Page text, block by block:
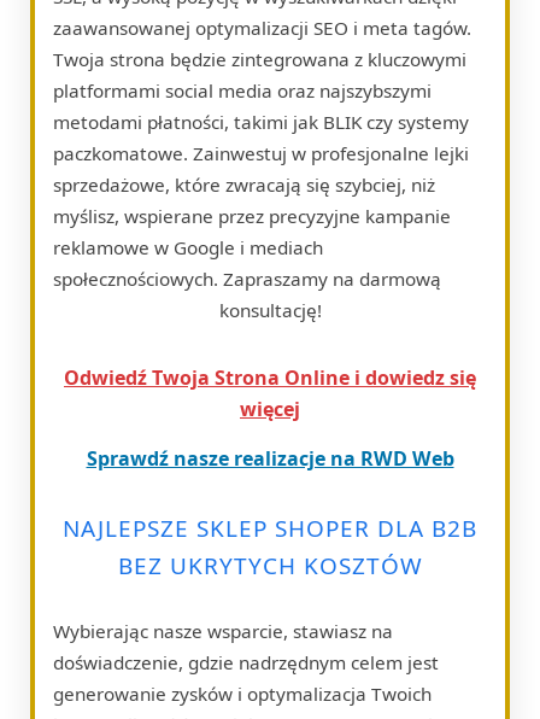
zaawansowanej optymalizacji SEO i meta tagów.
Twoja strona będzie zintegrowana z kluczowymi
platformami social media oraz najszybszymi
metodami płatności, takimi jak BLIK czy systemy
paczkomatowe. Zainwestuj w profesjonalne lejki
sprzedażowe, które zwracają się szybciej, niż
myślisz, wspierane przez precyzyjne kampanie
reklamowe w Google i mediach
społecznościowych. Zapraszamy na darmową
konsultację!
Odwiedź Twoja Strona Online i dowiedz się
więcej
Sprawdź nasze realizacje na RWD Web
NAJLEPSZE SKLEP SHOPER DLA B2B
BEZ UKRYTYCH KOSZTÓW
Wybierając nasze wsparcie, stawiasz na
doświadczenie, gdzie nadrzędnym celem jest
generowanie zysków i optymalizacja Twoich